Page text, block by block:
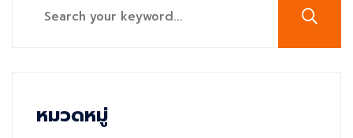
หมวดหมู่